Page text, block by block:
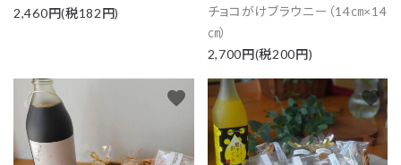
2,460円(税182円)
チョコがけブラウニー（14㎝×14
㎝）
2,700円(税200円)
favorite favorite